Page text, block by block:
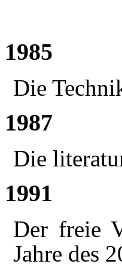
1985
Die
1987
Die
1991
Der freie
Jahre des